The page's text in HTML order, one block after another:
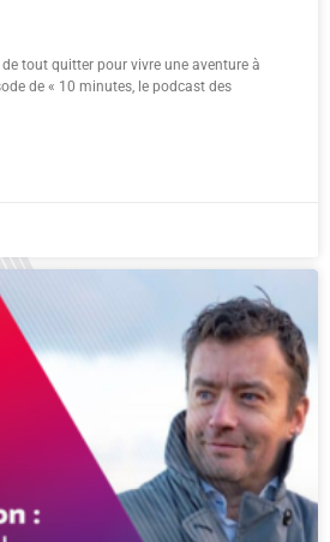
tout quitter pour vivre une aventure à
de « 10 minutes, le podcast des